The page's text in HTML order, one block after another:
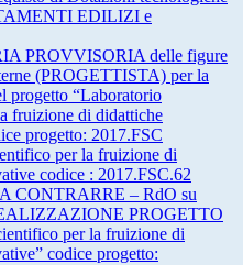
EDILIZI e
PROVVISORIA delle figure
(PROGETTISTA) per la
progetto “Laboratorio
fruizione di didattiche
progetto: 2017.FSC
per la fruizione di
codice : 2017.FSC.62
CONTRARRE – RdO su
PROGETTO
per la fruizione di
codice progetto: